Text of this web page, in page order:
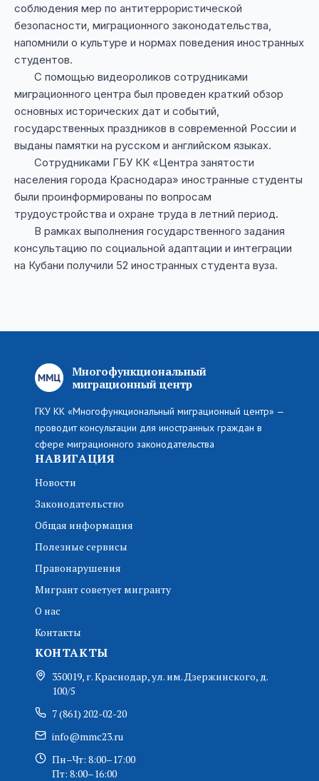
соблюдения мер по антитеррористической
безопасности, миграционного законодательства,
напомнили о культуре и нормах поведения иностранных
студентов.
С помощью видеороликов сотрудниками
миграционного центра был проведен краткий обзор
основных исторических дат и событий,
государственных праздников в современной России и
выданы памятки на русском и английском языках.
Сотрудниками ГБУ КК «Центра занятости
населения города Краснодара» иностранные студенты
были проинформированы по вопросам
трудоустройства и охране труда в летний период.
В рамках выполнения государственного задания
консультацию по социальной адаптации и интеграции
на Кубани получили 52 иностранных студента вуза.
Многофункциональный
миграционный центр
ГКУ КК «Многофункциональный миграционный центр» —
проводит консультации для иностранных граждан в
сфере миграционного законодательства
НАВИГАЦИЯ
Новости
Законодательство
Общая информация
Полезные сервисы
Правонарушения
Мигрант советует мигранту
О нас
Контакты
КОНТАКТЫ
350019, г. Краснодар, ул. им. Дзержинского, д.
100/5
7 (861) 202-02-20
info@mmc23.ru
Пн–Чт: 8:00–17:00
Пт: 8:00–16:00